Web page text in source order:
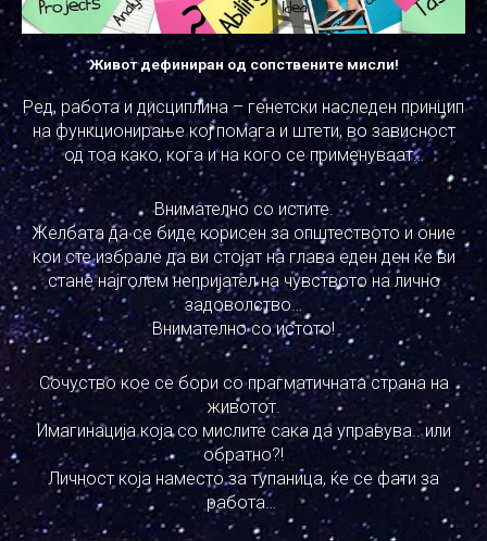
Живот дефиниран од сопствените мисли!
Ред, работа и дисциплина – генетски наследен принцип
на функционирање кој помага и штети, во зависност
од тоа како, кога и на кого се применуваат…
Внимателно со истите.
Желбата да се биде корисен за општеството и оние
кои сте избрале да ви стојат на глава еден ден ќе ви
стане најголем непријател на чувството на лично
задоволство…
Внимателно со истото!
Сочуство кое се бори со прагматичната страна на
животот.
Имагинација која со мислите сака да управува.. или
обратно?!
Личност која наместо за тупаница, ќе се фати за
работа…